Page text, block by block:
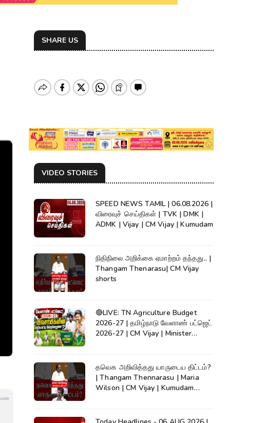
SHARE US
VIDEO STORIES
SPEED NEWS TAMIL | 06.08.2026 |
விரைவுச் செய்திகள் | TVK | DMK |
ADMK | Vijay | CM Vijay | Kumudam
நிதிநிலை அறிக்கை ஏமாற்றம் தந்தது.. |
Thangam Thenarasu| CM Vijay
shorts
🔴LIVE: TN Agriculture Budget
2026-27 | தமிழ்நாடு வேளாண் பட்ஜெட்
2026-27 | CM Vijay | Minister
தவெக அறிவித்தது யாருடைய திட்டம்?
| Thangam Thennarasu | Maria
Wilson | CM Vijay | Kumudam